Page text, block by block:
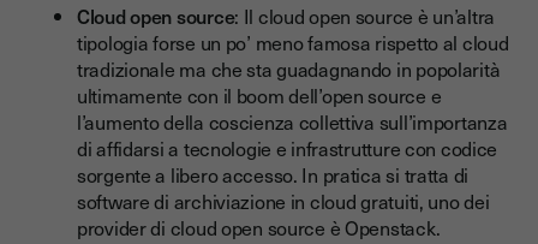
Cloud open source: Il cloud open source è un’altra
tipologia forse un po’ meno famosa rispetto al cloud
tradizionale ma che sta guadagnando in popolarità
ultimamente con il boom dell’open source e
l’aumento della coscienza collettiva sull’importanza
di affidarsi a tecnologie e infrastrutture con codice
sorgente a libero accesso. In pratica si tratta di
software di archiviazione in cloud gratuiti, uno dei
provider di cloud open source è Openstack.